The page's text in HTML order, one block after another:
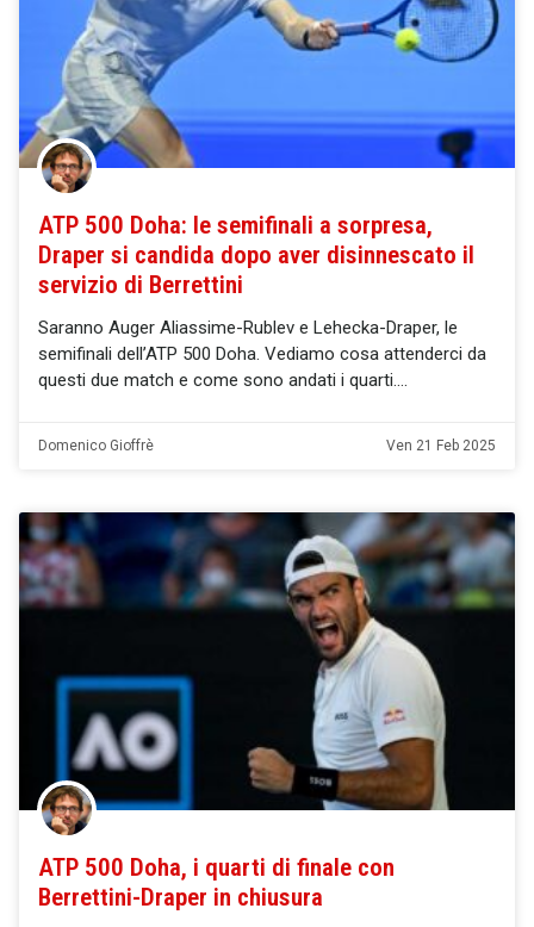
ATP 500 Doha: le semifinali a sorpresa,
Draper si candida dopo aver disinnescato il
servizio di Berrettini
Saranno Auger Aliassime-Rublev e Lehecka-Draper, le
semifinali dell’ATP 500 Doha. Vediamo cosa attenderci da
questi due match e come sono andati i quarti.
Domenico Gioffrè Ven 21 Feb 2025
ATP 500 Doha, i quarti di finale con
Berrettini-Draper in chiusura